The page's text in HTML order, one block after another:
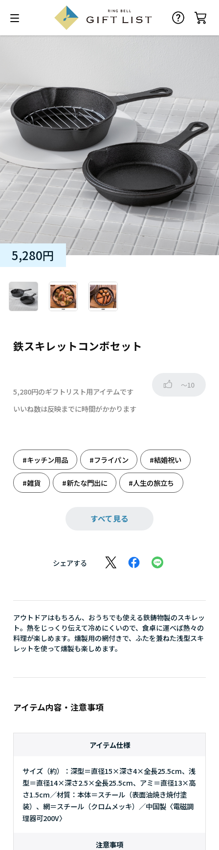
鉄スキレットコンボセット
5,280円
5,280円のギフトリスト用アイテムです
～10
いいね数は反映までに時間がかかります
#キッチン用品 #フライパン #結婚祝い
#雑貨 #新たな門出に #人生の旅立ち
すべて見る
シェアする
アウトドアはもちろん、おうちでも使える鉄鋳物製のスキレッ
ト。熱をじっくり伝えて冷めにくいので、食卓に運べば熱々の
料理が楽しめます。燻製用の網付きで、ふたを兼ねた浅型スキ
レットを使って燻製も楽しめます。
アイテム内容・注意事項
アイテム仕様
サイズ（約）：深型＝直径15×深さ4×全長25.5cm、浅
型＝直径14×深さ2.5×全長25.5cm、アミ＝直径13×高
さ1.5cm／材質：本体＝スチール（表面油焼き焼付塗
装）、網＝スチール（クロムメッキ）／中国製〈電磁調
理器可200V〉
注意事項